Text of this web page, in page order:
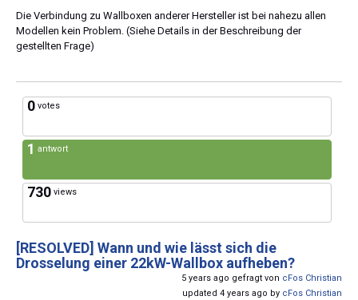
Die Verbindung zu Wallboxen anderer Hersteller ist bei nahezu allen
Modellen kein Problem. (Siehe Details in der Beschreibung der
gestellten Frage)
0 votes
1 antwort
730 views
[RESOLVED] Wann und wie lässt sich die
Drosselung einer 22kW-Wallbox aufheben?
5 years ago gefragt von cFos Christian
updated 4 years ago by cFos Christian